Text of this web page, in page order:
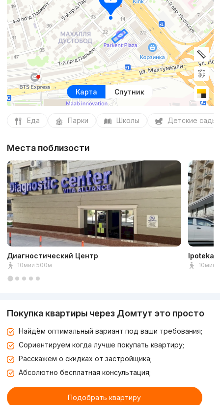
Карта Спутник
Еда Парки Школы Детские сады
Места поблизости
Диагностический Центр
10мии 500м
Ipoteka
10мин
Покупка квартиры через Домтут это просто
Найдём оптимальный вариант под ваши требования;
Сориентируем когда лучше покупать квартиру;
Расскажем о скидках от застройщика;
Абсолютно бесплатная консультация;
Подобрать квартиру